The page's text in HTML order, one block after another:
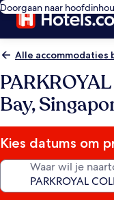
Doorgaan naar
Alle accommodaties
Bay,
Kies datums om
Waar wil je